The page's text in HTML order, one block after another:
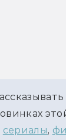
сериалы,